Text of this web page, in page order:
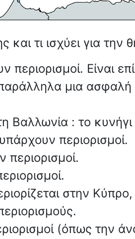
τι ισχύει για την
περιορισμοί. Είναι
μια ασφαλή
Βαλλωνία : το
περιορισμοί.
στην
(όπως την